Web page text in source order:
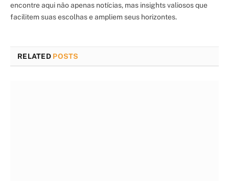
encontre aqui não apenas notícias, mas insights valiosos que
facilitem suas escolhas e ampliem seus horizontes.
RELATED POSTS